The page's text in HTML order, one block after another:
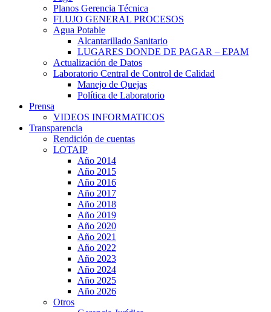
Planos Gerencia Técnica
FLUJO GENERAL PROCESOS
Agua Potable
Alcantarillado Sanitario
LUGARES DONDE DE PAGAR – EPAM
Actualización de Datos
Laboratorio Central de Control de Calidad
Manejo de Quejas
Política de Laboratorio
Prensa
VIDEOS INFORMATICOS
Transparencia
Rendición de cuentas
LOTAIP
Año 2014
Año 2015
Año 2016
Año 2017
Año 2018
Año 2019
Año 2020
Año 2021
Año 2022
Año 2023
Año 2024
Año 2025
Año 2026
Otros